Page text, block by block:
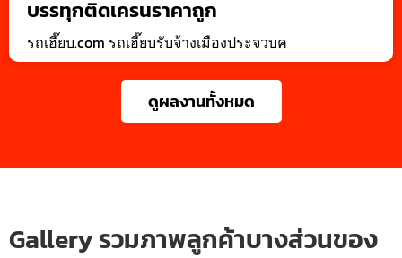
บรรทุกติดเครนราคาถูก
รถเฮี๊ยบ.com รถเฮี๊ยบรับจ้างเมืองประจวบค
ดูผลงานทั้งหมด
Gallery รวมภาพลูกค้าบางส่วนของ